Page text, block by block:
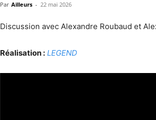
Par Ailleurs - 22 mai 2026
Discussion avec Alexandre Roubaud et
Réalisation : LEGEND